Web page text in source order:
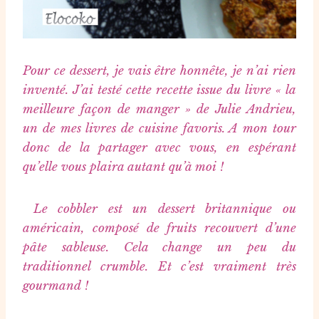
Pour ce dessert, je vais être honnête, je n’ai rien
inventé. J’ai testé cette recette issue du livre « la
meilleure façon de manger » de Julie Andrieu,
un de mes livres de cuisine favoris. A mon tour
donc de la partager avec vous, en espérant
qu’elle vous plaira autant qu’à moi !
Le cobbler est un dessert britannique ou
américain, composé de fruits recouvert d’une
pâte sableuse. Cela change un peu du
traditionnel crumble. Et c’est vraiment très
gourmand !